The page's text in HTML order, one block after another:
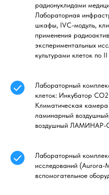
радионуклидами
Лабораторная
шкафы, IVC-модуль,
применения
экспериментальных
культурами клеток по
Лабораторный
клеток: Инкубатор
Климатическая
ламинарный
воздушный ЛАМИНАР-
Лабораторный
исследований
вспомогательное